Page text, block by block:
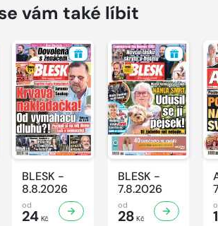
vám také líbit
BLESK -
8.8.2026
od
24Kč
BLESK -
7.8.2026
od
28 Kč